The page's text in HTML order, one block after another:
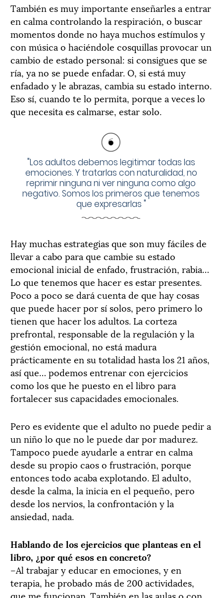
También es muy importante enseñarles a entrar
en calma controlando la respiración, o buscar
momentos donde no haya muchos estímulos y
con música o haciéndole cosquillas provocar un
cambio de estado personal: si consigues que se
ría, ya no se puede enfadar. O, si está muy
enfadado y le abrazas, cambia su estado interno.
Eso sí, cuando te lo permita, porque a veces lo
que necesita es calmarse, estar solo.
"Los adultos debemos legitimar todas las
emociones. Y tratarlas con naturalidad, no
reprimir ninguna ni ver ninguna como algo
negativo. Somos los primeros que tenemos
que expresarlas "
Hay muchas estrategias que son muy fáciles de
llevar a cabo para que cambie su estado
emocional inicial de enfado, frustración, rabia…
Lo que tenemos que hacer es estar presentes.
Poco a poco se dará cuenta de que hay cosas
que puede hacer por sí solos, pero primero lo
tienen que hacer los adultos. La corteza
prefrontal, responsable de la regulación y la
gestión emocional, no está madura
prácticamente en su totalidad hasta los 21 años,
así que… podemos entrenar con ejercicios
como los que he puesto en el libro para
fortalecer sus capacidades emocionales.
Pero es evidente que el adulto no puede pedir a
un niño lo que no le puede dar por madurez.
Tampoco puede ayudarle a entrar en calma
desde su propio caos o frustración, porque
entonces todo acaba explotando. El adulto,
desde la calma, la inicia en el pequeño, pero
desde los nervios, la confrontación y la
ansiedad, nada.
Hablando de los ejercicios que planteas en el
libro, ¿por qué esos en concreto?
–Al trabajar y educar en emociones, y en
terapia, he probado más de 200 actividades,
que me funcionan. También en las aulas o con